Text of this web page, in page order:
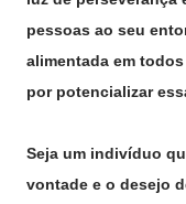
pessoas ao seu
alimentada em
por potencializar
Seja um indivíduo
vontade e o desejo